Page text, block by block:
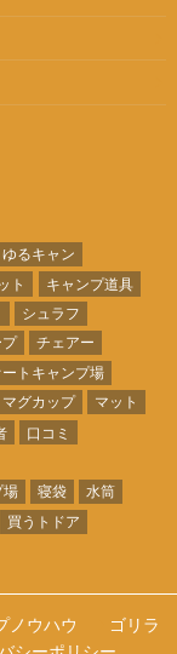
ゆるキャン
ト
キャンプ道具
シュラフ
チェアー
トキャンプ場
マグカップ
マット
口コミ
場
寝袋
水筒
買うトドア
ノウハウ
ゴリラ